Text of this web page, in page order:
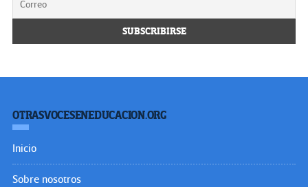
OTRASVOCESENEDUCACION.ORG
Inicio
Sobre nosotros